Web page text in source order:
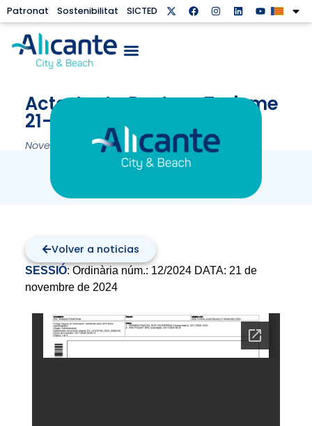
Patronat Sostenibilitat SICTED
Acta Junta Rectora Turisme
21-11-2024
November 28, 2024
Volver a noticias
SESSIÓ: Ordinària núm.: 12/2024 DATA: 21 de
novembre de 2024